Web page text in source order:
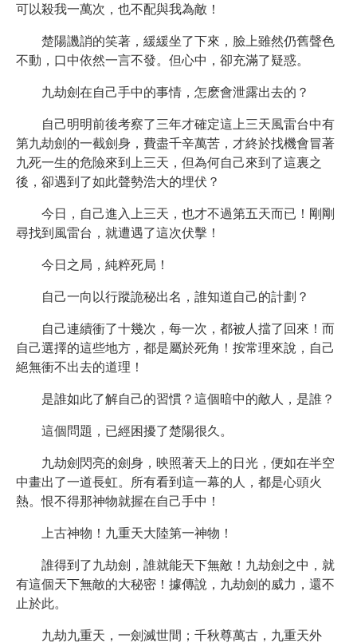
可以殺我一萬次，也不配與我為敵！
楚陽譏誚的笑著，緩緩坐了下來，臉上雖然仍舊聲色
不動，口中依然一言不發。但心中，卻充滿了疑惑。
九劫劍在自己手中的事情，怎麽會泄露出去的？
自己明明前後考察了三年才確定這上三天風雷台中有
第九劫劍的一截劍身，費盡千辛萬苦，才終於找機會冒著
九死一生的危險來到上三天，但為何自己來到了這裏之
後，卻遇到了如此聲勢浩大的埋伏？
今日，自己進入上三天，也才不過第五天而已！剛剛
尋找到風雷台，就遭遇了這次伏擊！
今日之局，純粹死局！
自己一向以行蹤詭秘出名，誰知道自己的計劃？
自己連續衝了十幾次，每一次，都被人擋了回來！而
自己選擇的這些地方，都是屬於死角！按常理來說，自己
絕無衝不出去的道理！
是誰如此了解自己的習慣？這個暗中的敵人，是誰？
這個問題，已經困擾了楚陽很久。
九劫劍閃亮的劍身，映照著天上的日光，便如在半空
中畫出了一道長虹。所有看到這一幕的人，都是心頭火
熱。恨不得那神物就握在自己手中！
上古神物！九重天大陸第一神物！
誰得到了九劫劍，誰就能天下無敵！九劫劍之中，就
有這個天下無敵的大秘密！據傳說，九劫劍的威力，還不
止於此。
九劫九重天，一劍滅世間；千秋尊萬古，九重天外